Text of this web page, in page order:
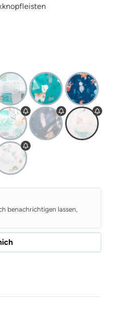
benachrichtigen lassen,